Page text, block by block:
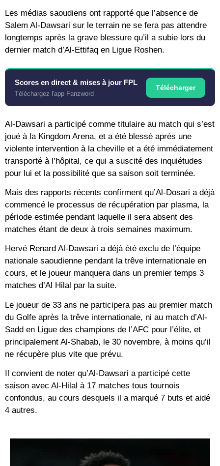
Les médias saoudiens ont rapporté que l’absence de
Salem Al-Dawsari sur le terrain ne se fera pas attendre
longtemps après la grave blessure qu’il a subie lors du
dernier match d’Al-Ettifaq en Ligue Roshen.
Scores en direct & mises à jour FPL
Téléchargez l'app Fanzword
Télécharger
Al-Dawsari a participé comme titulaire au match qui s’est
joué à la Kingdom Arena, et a été blessé après une
violente intervention à la cheville et a été immédiatement
transporté à l’hôpital, ce qui a suscité des inquiétudes
pour lui et la possibilité que sa saison soit terminée.
Mais des rapports récents confirment qu’Al-Dosari a déjà
commencé le processus de récupération par plasma, la
période estimée pendant laquelle il sera absent des
matches étant de deux à trois semaines maximum.
Hervé Renard Al-Dawsari a déjà été exclu de l’équipe
nationale saoudienne pendant la trêve internationale en
cours, et le joueur manquera dans un premier temps 3
matches d’Al Hilal par la suite.
Le joueur de 33 ans ne participera pas au premier match
du Golfe après la trêve internationale, ni au match d’Al-
Sadd en Ligue des champions de l’AFC pour l’élite, et
principalement Al-Shabab, le 30 novembre, à moins qu’il
ne récupère plus vite que prévu.
Il convient de noter qu’Al-Dawsari a participé cette
saison avec Al-Hilal à 17 matches tous tournois
confondus, au cours desquels il a marqué 7 buts et aidé
4 autres.